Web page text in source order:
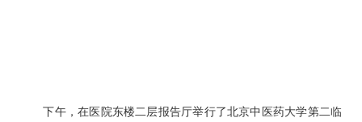
下午，在医院东楼二层报告厅举行了北京中医药大学第二临